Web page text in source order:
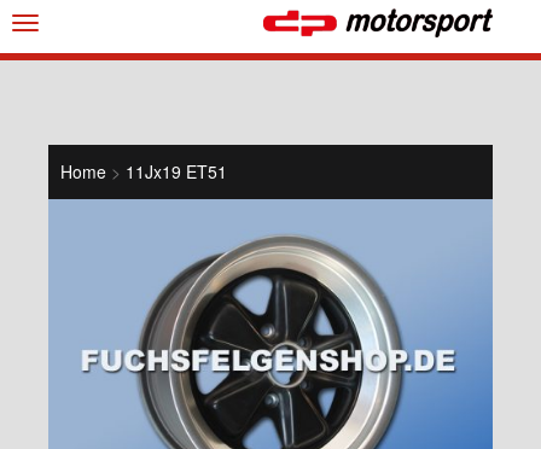
Navigation
ein-/ausblenden
Home > 11Jx19 ET51